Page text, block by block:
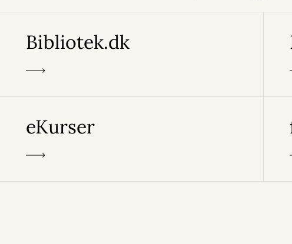
Bibliotek.dk
eKurser